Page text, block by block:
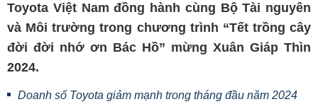
Toyota Việt Nam đồng hành cùng Bộ Tài nguyên
và Môi trường trong chương trình “Tết trồng cây
đời đời nhớ ơn Bác Hồ” mừng Xuân Giáp Thìn
2024.
Doanh số Toyota giảm mạnh trong tháng đầu năm 2024